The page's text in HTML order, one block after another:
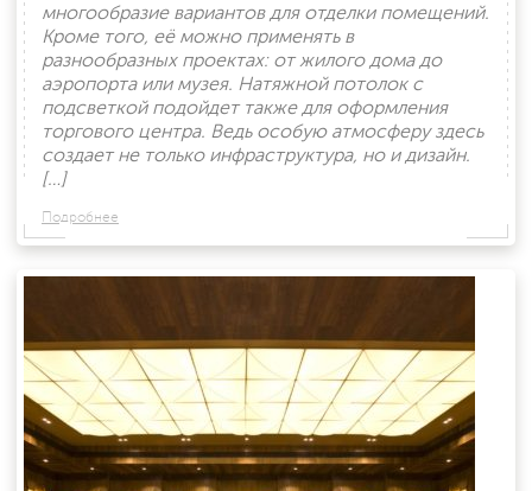
многообразие вариантов для отделки помещений.
Кроме того, её можно применять в
разнообразных проектах: от жилого дома до
аэропорта или музея. Натяжной потолок с
подсветкой подойдет также для оформления
торгового центра. Ведь особую атмосферу здесь
создает не только инфраструктура, но и дизайн.
[…]
Подробнее